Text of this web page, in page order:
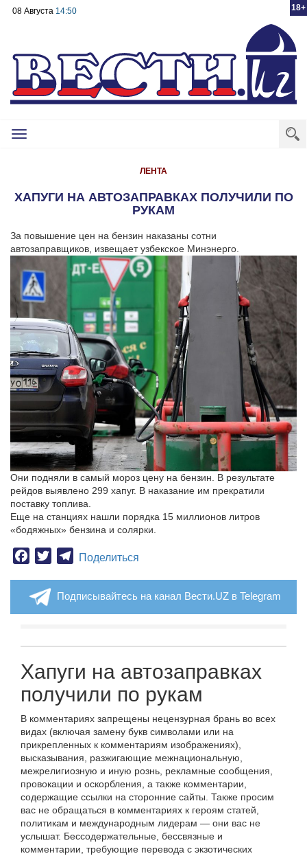
18+
08 Августа 14:50
Toggle
ЛЕНТА
ХАПУГИ НА АВТОЗАПРАВКАХ ПОЛУЧИЛИ ПО
РУКАМ
За повышение цен на бензин наказаны сотни
автозаправщиков, извещает узбекское Минэнерго.
Они подняли в самый мороз цену на бензин. В результате
рейдов выявлено 299 хапуг. В наказание им прекратили
поставку топлива.
Еще на станциях нашли порядка 15 миллионов литров
«бодяжных» бензина и солярки.
Facebook
TwitterTelegram
Поделиться
Подписывайтесь на канал Вести.UZ в Telegram
Хапуги на автозаправках
получили по рукам
В комментариях запрещены нецензурная брань во всех
видах (включая замену букв символами или на
прикрепленных к комментариям изображениях),
высказывания, разжигающие межнациональную,
межрелигиозную и иную рознь, рекламные сообщения,
провокации и оскорбления, а также комментарии,
содержащие ссылки на сторонние сайты. Также просим
вас не обращаться в комментариях к героям статей,
политикам и международным лидерам — они вас не
услышат. Бессодержательные, бессвязные и
комментарии, требующие перевода с экзотических